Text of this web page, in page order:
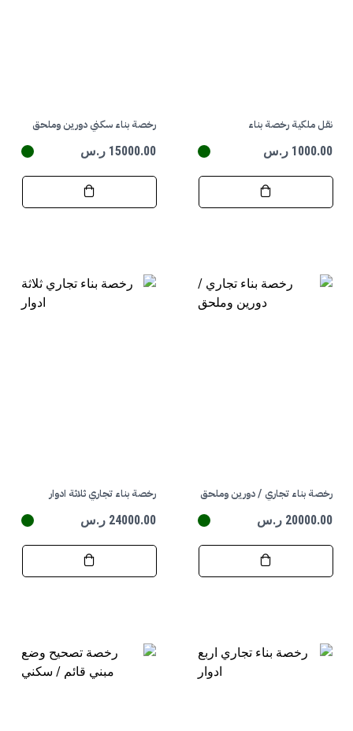
نقل ملكية رخصة بناء
1000.00 ر.س
رخصة بناء سكني دورين وملحق
15000.00 ر.س
رخصة بناء تجاري / دورين وملحق
20000.00 ر.س
رخصة بناء تجاري ثلاثة ادوار
24000.00 ر.س